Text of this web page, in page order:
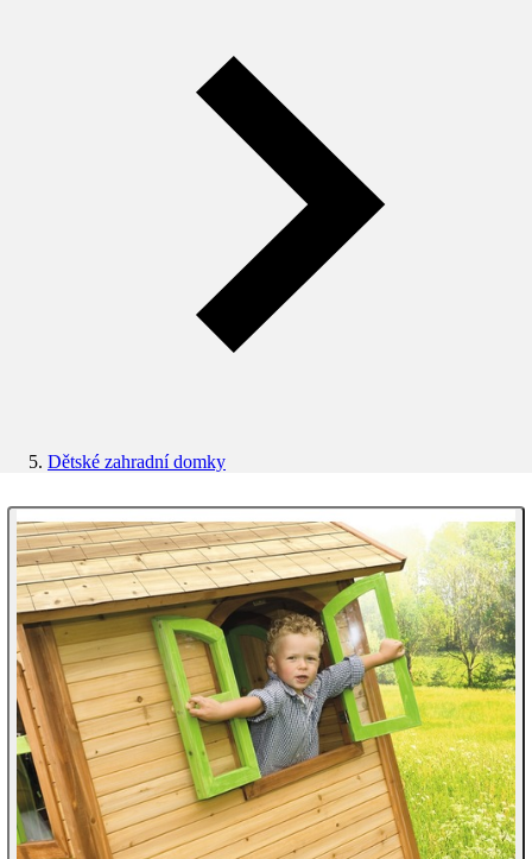
Dětské zahradní domky